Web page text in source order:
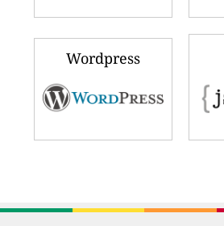
Wordpress